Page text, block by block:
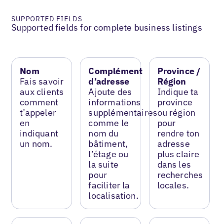
SUPPORTED FIELDS
Supported fields for complete business listings
Nom
Fais savoir
aux clients
comment
t’appeler
en
indiquant
un nom.
Complément
d’adresse
Ajoute des
informations
supplémentaires
comme le
nom du
bâtiment,
l’étage ou
la suite
pour
faciliter la
localisation.
Province /
Région
Indique ta
province
ou région
pour
rendre ton
adresse
plus claire
dans les
recherches
locales.